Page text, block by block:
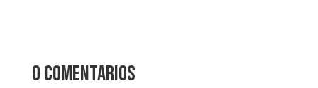
0 comentarios